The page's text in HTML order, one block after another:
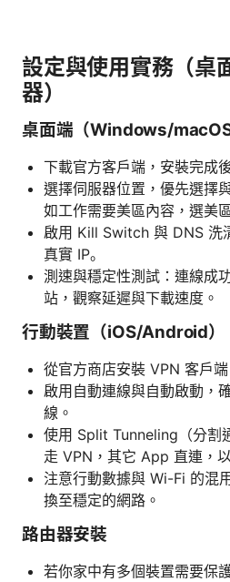
設定與使用實務（桌
器）
桌面端（Windows/macOS
下載官方客戶端，安裝完成
選擇伺服器位置，優先選擇
如工作需要美區內容，選美
啟用 Kill Switch 與 DNS 洗
真實 IP。
測速與穩定性測試：連線成
站，觀察延遲與下載速度。
行動裝置（iOS/Android）
從官方商店安裝 VPN 客戶端
啟用自動連線與自動啟動，
線。
使用 Split Tunneling（分割
走 VPN，其它 App 直連，
注意行動數據與 Wi-Fi 的混
換至穩定的網路。
路由器安裝
若你家中有多個裝置需要保